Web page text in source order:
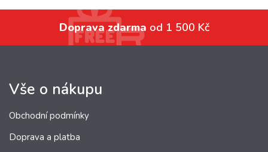
Doprava zdarma od 1 500 Kč
Vše o nákupu
Obchodní podmínky
Doprava a platba